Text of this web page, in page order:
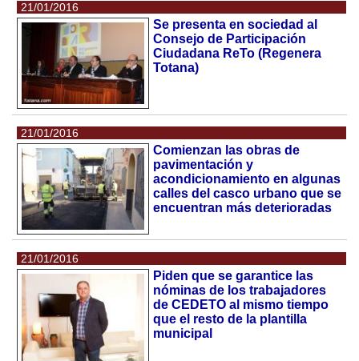
21/01/2016
Se presenta en sociedad al
Consejo de Participación
Ciudadana ReTo (Regenera
Totana)
21/01/2016
Comienzan las obras de
pavimentación y
acondicionamiento en algunas
calles del casco urbano que se
encuentran más deterioradas
21/01/2016
Piden que se garantice las
nóminas de los trabajadores
de CEDETO al mismo tiempo
que el resto de la plantilla
municipal